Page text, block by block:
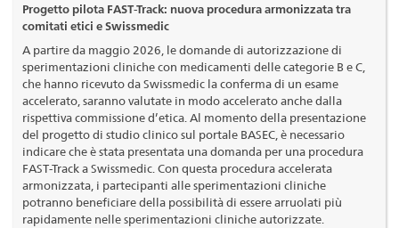
Progetto pilota FAST-Track: nuova procedura armonizzata tra
comitati etici e Swissmedic
A partire da maggio 2026, le domande di autorizzazione di
sperimentazioni cliniche con medicamenti delle categorie B e C,
che hanno ricevuto da Swissmedic la conferma di un esame
accelerato, saranno valutate in modo accelerato anche dalla
rispettiva commissione d’etica. Al momento della presentazione
del progetto di studio clinico sul portale BASEC, è necessario
indicare che è stata presentata una domanda per una procedura
FAST-Track a Swissmedic. Con questa procedura accelerata
armonizzata, i partecipanti alle sperimentazioni cliniche
potranno beneficiare della possibilità di essere arruolati più
rapidamente nelle sperimentazioni cliniche autorizzate.